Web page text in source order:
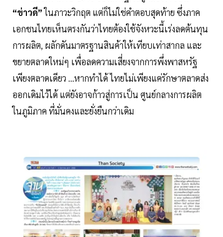
“ข่าวดี”ในภาวะวิกฤต แต่ก็ไม่ใช่คำตอบสุดท้าย ซึ่งภาค
เอกชนไทยเห็นตรงกันว่าไทยต้องใช้จังหวะนี้เร่งลดต้นทุน
การผลิต, ผลักดันมาตรฐานสินค้าให้เทียบเท่าสากล และ
ขยายตลาดใหม่ๆ เพื่อลดความเสี่ยงจากการพึ่งพาสหรัฐ
เพียงตลาดเดียว ...หากทำได้ ไทยไม่เพียงแค่รักษาตลาดส่ง
ออกเดิมไว้ได้ แต่ยังอาจก้าวสู่การเป็น ศูนย์กลางการผลิต
ในภูมิภาค ที่มั่นคงและยั่งยืนกว่าเดิม